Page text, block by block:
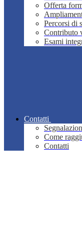
Offerta
Percorsi di
Contributo
Esami
Contatti
Come
Contatti